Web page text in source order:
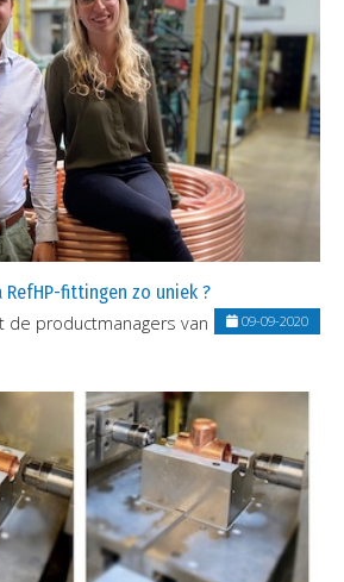
RefHP-fittingen zo uniek ?
productmanagers van SANHA.09-09-2020